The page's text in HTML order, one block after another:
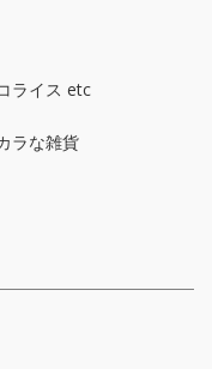
ライス etc
ラな雑貨